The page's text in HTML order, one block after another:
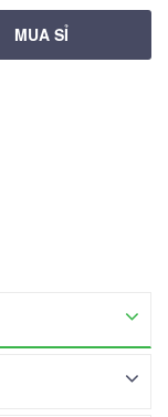
MUA SỈ